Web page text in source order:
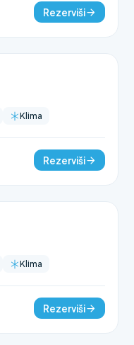
Rezerviši
Klima
Rezerviši
Klima
Rezerviši